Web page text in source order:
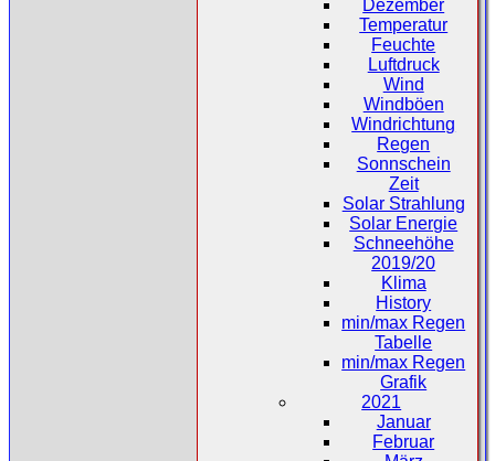
Dezember
Temperatur
Feuchte
Luftdruck
Wind
Windböen
Windrichtung
Regen
Sonnschein
Zeit
Solar Strahlung
Solar Energie
Schneehöhe
2019/20
Klima
History
min/max Regen
Tabelle
min/max Regen
Grafik
2021
Januar
Februar